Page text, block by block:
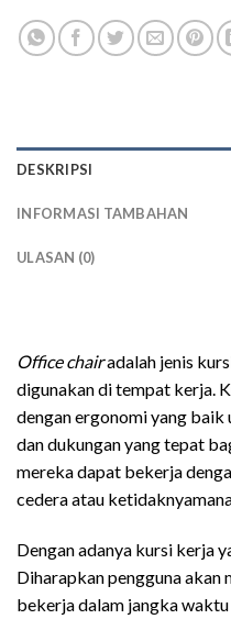
DESKRIPSI
INFORMASI TAMBAHAN
ULASAN (0)
Office chairadalah jenis
digunakan di tempat kerja.
dengan ergonomi yang
dan dukungan yang tepat
mereka dapat bekerja
cedera atau
Dengan adanya kursi kerja
Diharapkan pengguna akan
bekerja dalam jangka